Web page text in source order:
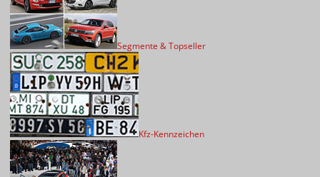
Segmente & Topseller
Kfz-Kennzeichen